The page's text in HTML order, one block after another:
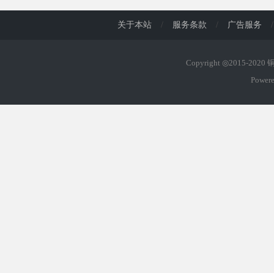
关于本站 / 服务条款 / 广告服务 /
Copyright ◎2015-2020